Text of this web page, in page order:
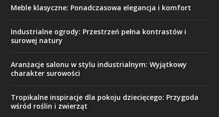
Meble klasyczne: Ponadczasowa elegancja i komfort
Industrialne ogrody: Przestrzeń pełna kontrastów i
surowej natury
Aranżacje salonu w stylu industrialnym: Wyjątkowy
charakter surowości
Tropikalne inspiracje dla pokoju dziecięcego: Przygoda
wśród roślin i zwierząt